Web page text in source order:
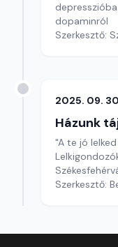
depresszióba. Sipka
dopaminról
Szerkesztő:
2025. 09.
Házunk
"A te jó
Szerkesztő: